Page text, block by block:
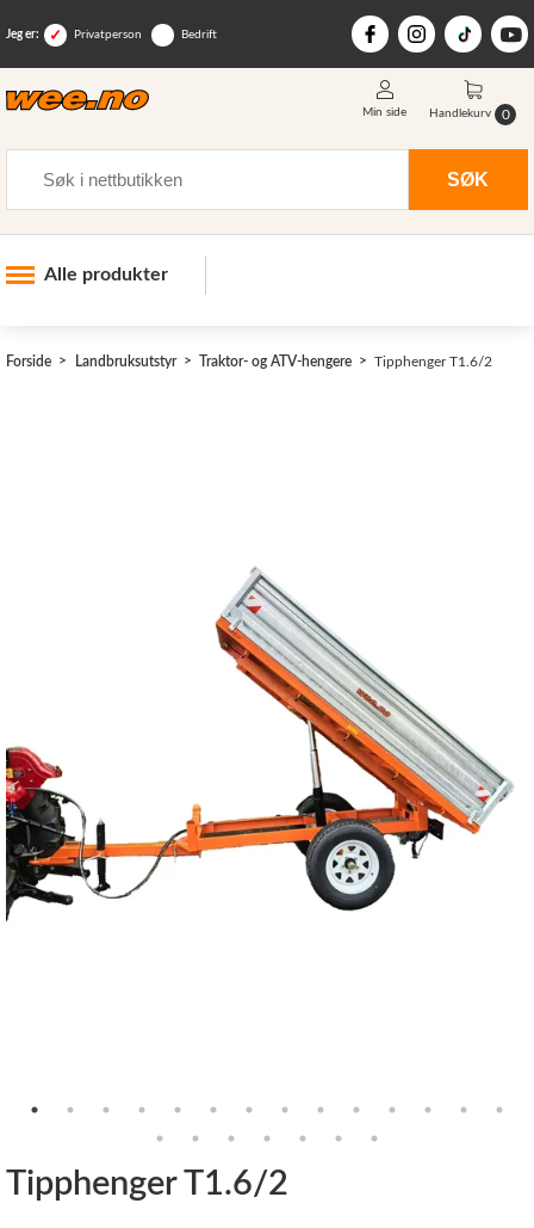
Jeg er: Privatperson Bedrift
SØK
Min side Handlekurv 0
Alle produkter
Kundeservice
Leasing
Forside Landbruksutstyr Traktor- og ATV-hengere Tipphenger T1.6/2
Tipphenger T1.6/2